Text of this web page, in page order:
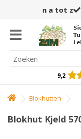
9,2
Blokhutten
Blokhut Kjeld